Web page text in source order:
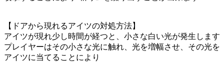
【ドアから現れるアイツの対処方法】
アイツが現れ少し時間が経つと、小さな白い光が発生します
プレイヤーはその小さな光に触れ、光を増幅させ、その光を
アイツに当てることにより